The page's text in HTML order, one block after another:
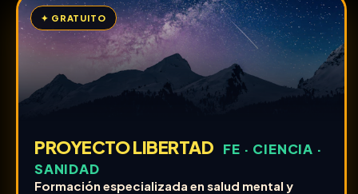
✦ GRATUITO
PROYECTO LIBERTAD
FE · CIENCIA ·
SANIDAD
Formación especializada en salud mental y